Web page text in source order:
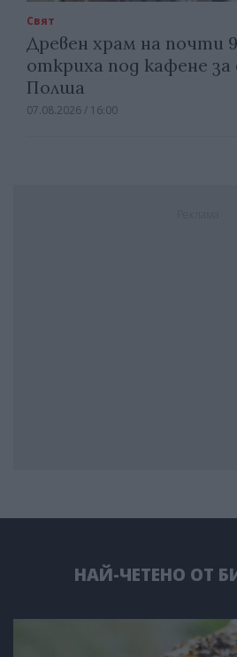
Свят
Древен храм на почти
откриха под кафене за
Полша
07.08.2026 / 16:00
НАЙ-ЧЕТЕНО ОТ